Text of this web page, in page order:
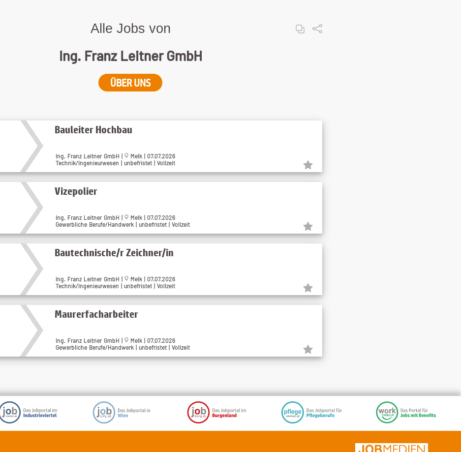
Alle Jobs von
Ing. Franz Leitner GmbH
ÜBER UNS
Bauleiter Hochbau
Ing. Franz Leitner GmbH |
Melk | 07.07.2026
Technik/Ingenieurwesen | unbefristet | Vollzeit
Vizepolier
Ing. Franz Leitner GmbH |
Melk | 07.07.2026
Gewerbliche Berufe/Handwerk | unbefristet | Vollzeit
Bautechnische/r Zeichner/in
Ing. Franz Leitner GmbH |
Melk | 07.07.2026
Technik/Ingenieurwesen | unbefristet | Vollzeit
Maurerfacharbeiter
Ing. Franz Leitner GmbH |
Melk | 07.07.2026
Gewerbliche Berufe/Handwerk | unbefristet | Vollzeit